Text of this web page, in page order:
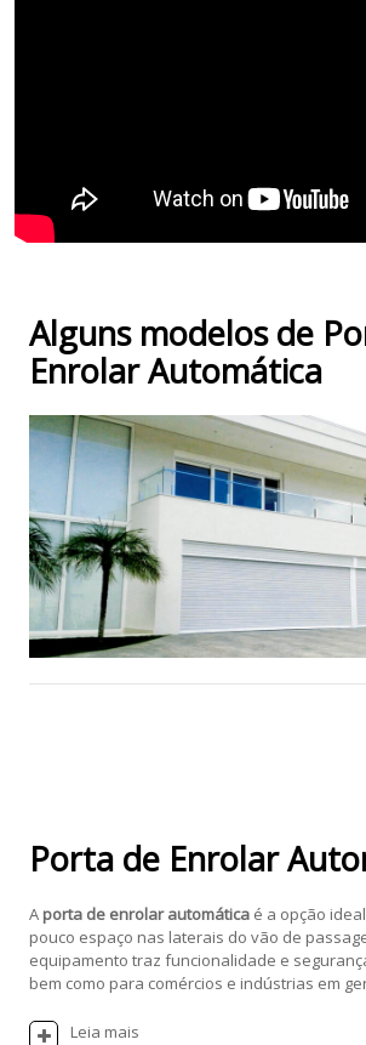
Alguns modelos de
Enrolar Automática
Porta de Enrolar
A porta de enrolar automáticaé a opção
pouco espaço nas laterais do vão de
equipamento traz funcionalidade e
bem como para comércios e indústrias em
Leia mais